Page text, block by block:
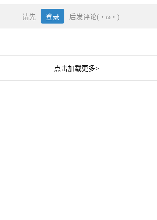
请先 登录 后发评论(・ω・)
点击加载更多>